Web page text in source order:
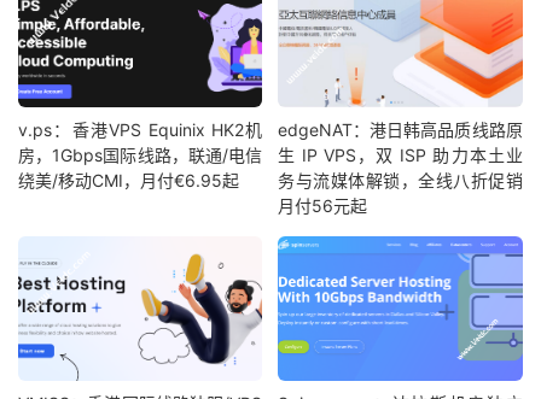
v.ps：香港VPS Equinix HK2机
房，1Gbps国际线路，联通/电信
绕美/移动CMI，月付€6.95起
edgeNAT：港日韩高品质线路原
生 IP VPS，双 ISP 助力本土业
务与流媒体解锁，全线八折促销
月付56元起